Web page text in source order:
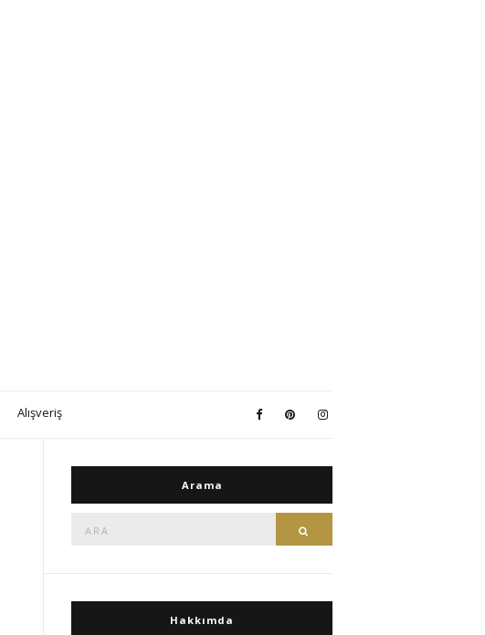
Alışveriş
Arama
Hakkımda